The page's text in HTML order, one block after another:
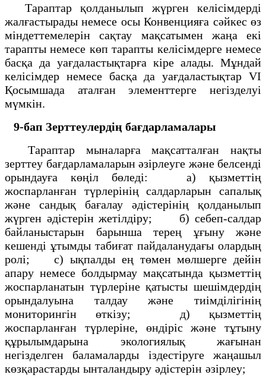
Тараптар қолданылып жүрген келiсiмдердi
жалғастырады немесе осы Конвенцияға сәйкес өз
мiндеттемелерiн сақтау мақсатымен жаңа екi
тарапты немесе көп тарапты келiсiмдерге немесе
басқа да уағдаластықтарға кiре алады. Мұндай
келiсiмдер немесе басқа да уағдаластықтар VI
Қосымшада аталған элементтерге негiзделуi
мүмкiн.
9-бап Зерттеулердің бағдарламалары
Тараптар мыналарға мақсатталған нақты
зерттеу бағдарламаларын әзiрлеуге және белсендi
орындауға көңiл бөледi: а) қызметтің
жоспарланған түрлерiнің салдарларын сапалық
және сандық бағалау әдiстерiнің қолданылып
жүрген әдiстерiн жетiлдiру; б) себеп-салдар
байланыстарын барынша терең ұғыну және
кешендi ұтымды табиғат пайдаланудағы олардың
ролi; с) ықпалды ең төмен мөлшерге дейiн
апару немесе болдырмау мақсатында қызметтің
жоспарланатын түрлерiне қатысты шешiмдердiң
орындалуына талдау және тиiмдiлiгiнің
мониторингiн өткiзу; д) қызметтің
жоспарланған түрлерiне, өндiрiс және тұтыну
құрылымдарына экологиялық жағынан
негiзделген баламаларды iздестiруге жаңашыл
көзқарастарды ынталандыру әдiстерiн әзiрлеу;